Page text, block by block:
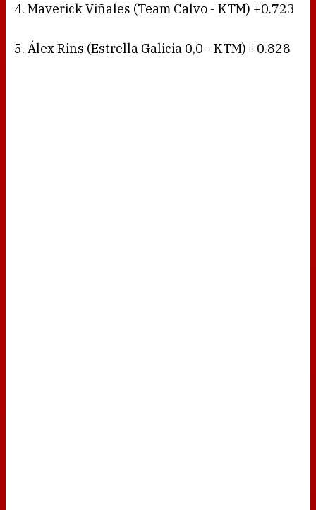
4. Maverick Viñales (Team Calvo - KTM) +0.723
5. Álex Rins (Estrella Galicia 0,0 - KTM) +0.828